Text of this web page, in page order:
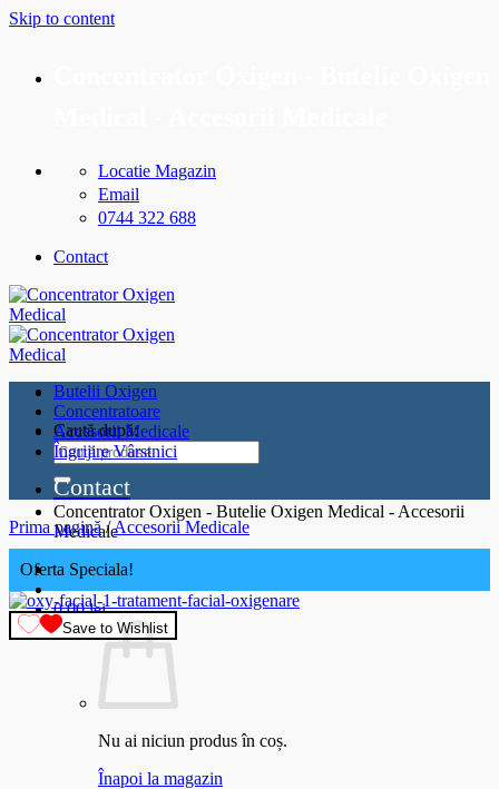
Skip to content
Locatie Magazin
Email
0744 322 688
Contact
Caută după:
Concentrator Oxigen - Butelie Oxigen Medical - Accesorii
Medicale
0.00lei
Nu ai niciun produs în coș.
Înapoi la magazin
Butelii Oxigen
Concentratoare
Accesorii Medicale
Îngrijire Vârstnici
Contact
Prima pagină /Accesorii Medicale
Oferta Speciala!
Save to Wishlist